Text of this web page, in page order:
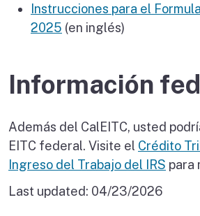
Instrucciones para el
2025 (en inglés)
Información
Además del CalEITC, usted
EITC federal. Visite el Crédito
Ingreso del Trabajo del IRS para
Last updated: 04/23/2026